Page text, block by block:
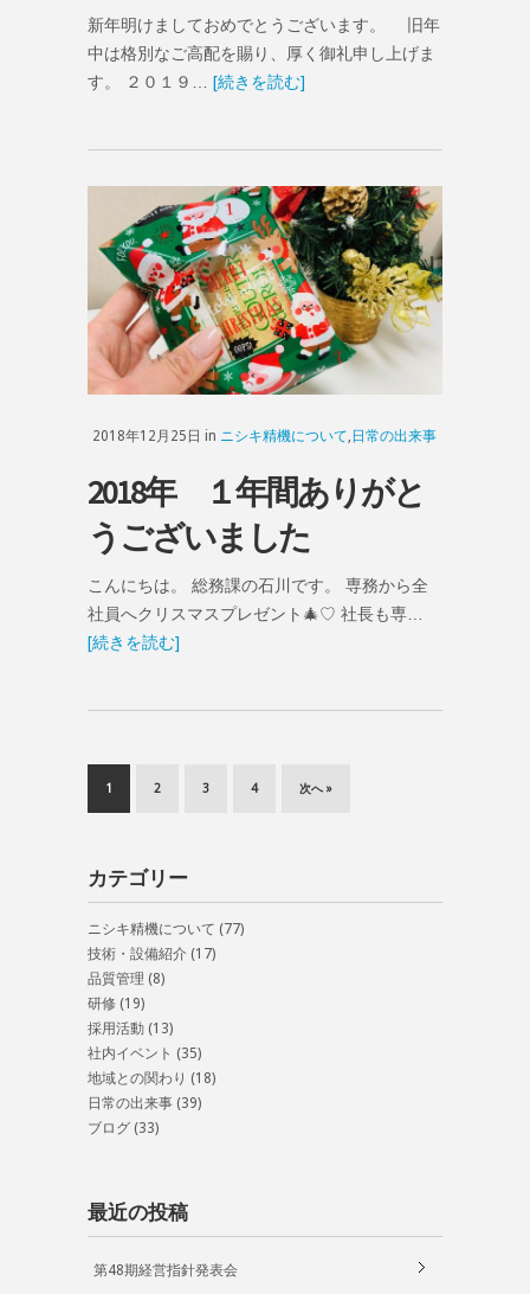
新年明けましておめでとうございます。 旧年
中は格別なご高配を賜り、厚く御礼申し上げま
す。 ２０１９… [続きを読む]
2018年12月25日 in ニシキ精機について, 日常の出来事
2018年 １年間ありがと
うございました
こんにちは。 総務課の石川です。 専務から全
社員へクリスマスプレゼント🎄♡ 社長も専…
[続きを読む]
1 2 3 4 次へ »
カテゴリー
ニシキ精機について (77)
技術・設備紹介 (17)
品質管理 (8)
研修 (19)
採用活動 (13)
社内イベント (35)
地域との関わり (18)
日常の出来事 (39)
ブログ (33)
最近の投稿
第48期経営指針発表会